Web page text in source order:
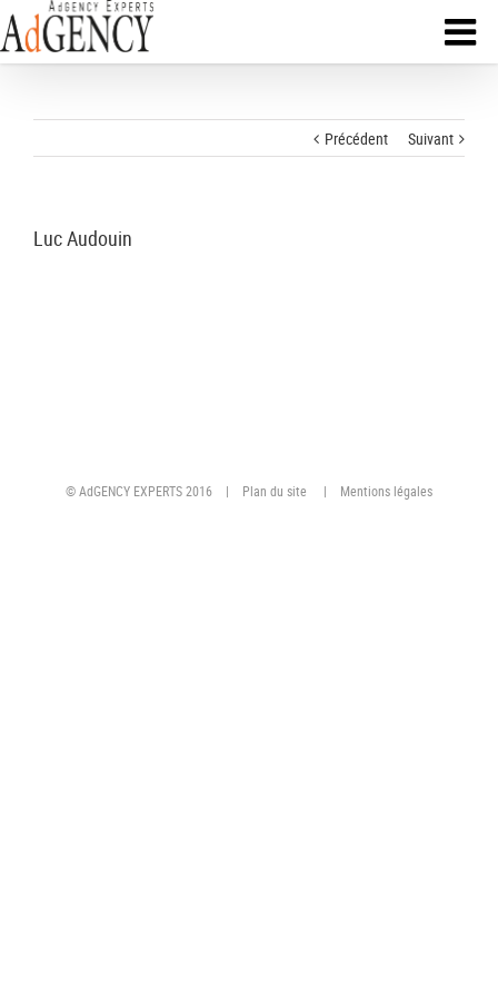
Précédent Suivant
Luc Audouin
© AdGENCY EXPERTS 2016 | Plan du site | Mentions légales